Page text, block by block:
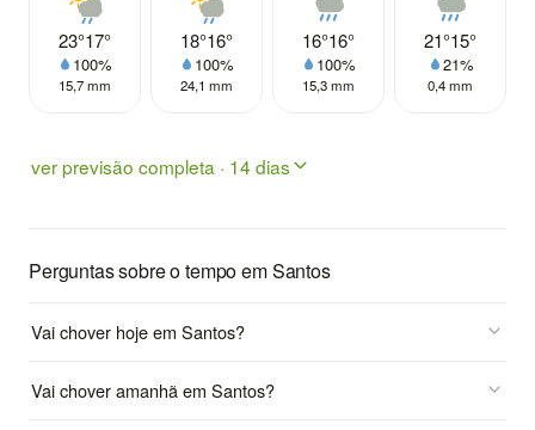
23°17°
100%
15,7 mm
18°16°
100%
24,1 mm
16°16°
100%
15,3 mm
21°15°
21%
0,4 mm
ver previsão completa · 14 dias
Perguntas sobre o tempo em Santos
Vai chover hoje em Santos?
Vai chover amanhã em Santos?